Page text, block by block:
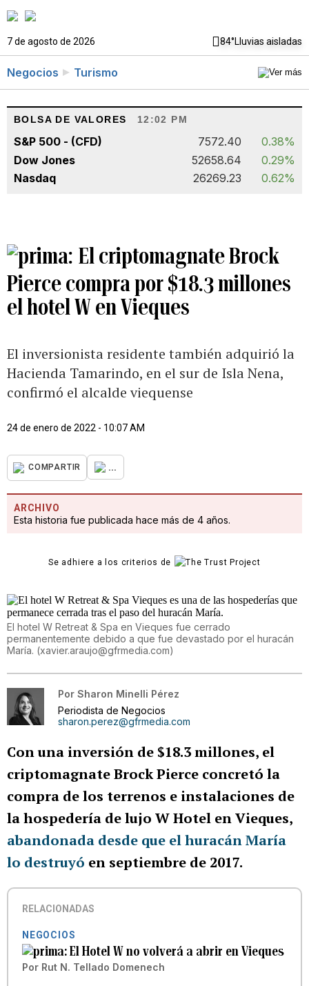
7 de agosto de 2026 84°Lluvias aisladas
Negocios Turismo
BOLSA DE VALORES 12:02 PM
S&P 500 - (CFD) 7572.40
0.38%
Dow Jones
52658.64
0.29%
Nasdaq
26269.23 0.62%
El criptomagnate Brock
Pierce compra por $18.3 millones
el hotel W en Vieques
El inversionista residente también adquirió la
Hacienda Tamarindo, en el sur de Isla Nena,
confirmó el alcalde viequense
24 de enero de 2022 - 10:07 AM
COMPARTIR ...
ARCHIVO
Esta historia fue publicada hace más de 4 años.
Se adhiere a los criterios de
El hotel W Retreat & Spa en Vieques fue cerrado
permanentemente debido a que fue devastado por el huracán
María. (xavier.araujo@gfrmedia.com)
Por Sharon Minelli Pérez
Periodista de Negocios
sharon.perez@gfrmedia.com
Con una inversión de $18.3 millones, el
criptomagnate Brock Pierce concretó la
compra de los terrenos e instalaciones de
la hospedería de lujo W Hotel en Vieques,
abandonada desde que el huracán María
lo destruyó en septiembre de 2017.
RELACIONADAS
NEGOCIOS
El Hotel W no volverá a abrir en Vieques
Por Rut N. Tellado Domenech